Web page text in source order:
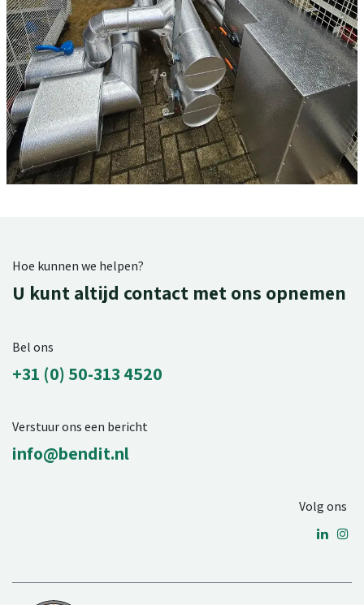
Hoe kunnen we helpen?
U kunt altijd contact met ons opnemen
Bel ons
+31 (0) 50-313 4520
Verstuur ons een bericht
info@bendit.nl
Volg ons